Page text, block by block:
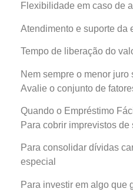
Flexibilidade em caso de
Atendimento e suporte da
Tempo de liberação do
Nem sempre o menor
Avalie o conjunto de
Quando o Empréstimo
Para cobrir imprevistos
Para consolidar dívidas
especial
Para investir em algo que